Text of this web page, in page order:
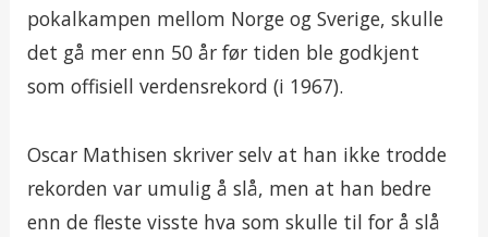
pokalkampen mellom Norge og Sverige, skulle
det gå mer enn 50 år før tiden ble godkjent
som offisiell verdensrekord (i 1967).
Oscar Mathisen skriver selv at han ikke trodde
rekorden var umulig å slå, men at han bedre
enn de fleste visste hva som skulle til for å slå